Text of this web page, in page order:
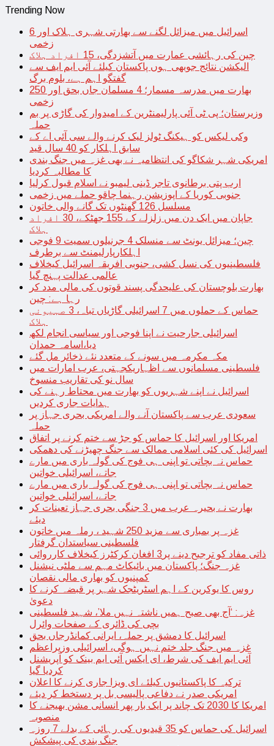
Trending Now
اسرائیل میں میزائل لگنے سے بھارتی شہری ہلاک اور 6
زخمی
چین کی رہائشی عمارت میں آتشزدگی، 15 افراد ہلاک
الیکشن نتائج جوبھی ہوں پاکستان کیلئے آئی ایم ایف سے
گفتگو اہم ہے، بلوم برگ
بھارت میں مدرسہ مسمار؛ 4 مسلمان جاں بحق اور 250
زخمی
وزیرستان؛ پی ٹی آئی پارلیمنٹرین کے امیدوار کی گاڑی پر بم
حملہ
وکی لیکس کو ہیکنگ ٹولز لیک کرنے والے سی آئی اے کے
سابق اہلکار کو 40 سال قید
امریکی شہر شکاگو کی انتظامیہ نے بھی غزہ میں جنگ بندی
کا مطالبہ کردیا
ارب پتی برطانوی تاجر ڈینی لیمبو نے اسلام قبول کرلیا
جنوبی کوریا کے اپوزیشن رہنما چاقو حملے میں زخمی
مسلسل 126 گھنٹوں تک گانے والی خاتون
جاپان میں ایک دن میں زلزلے کے 155 جھٹکے، 30 افراد
ہلاک
چین؛ میزائل یونٹ سے منسلک 4 جرنیلوں سمیت 9 فوجی
اہلکارپارلیمنٹ سے برطرف
فلسطینیوں کی نسل کشی، جنوبی افریقہ اسرائیل کیخلاف
عالمی عدالت پہنچ گیا
بھارت بلوچستان کی علیحدگی پسند قوتوں کی مالی مدد کر
رہا ہے: چین
حماس کے حملوں میں 7 اسرائیلی گاڑیاں تباہ، 3 صہیونی
ہلاک
اسرائیلی جارحیت نے اپنا فوجی اور سیاسی انجام لکھ
دیا،اسامہ حمدان
مکہ مکرمہ میں سونے کے متعدد نئے ذخائر مل گئے
فلسطینی مسلمانوں سے اظہاریکجہتی، عرب امارات میں
سال نو کی تقاریب منسوخ
اسرائیل نے اپنے شہریوں کو بھارت میں محتاط رہنے کی
ہدایات جاری کردیں
سعودی عرب سے پاکستان آنے والے امریکی بحری جہاز پر
حملہ
امریکا اور اسرائیل کا حماس کو جڑ سے ختم کرنے پر اتفاق
اسرائیل کی کئی اسلامی ممالک سے جنگ چھیڑنے کی دھمکی
حماس نہ بچاتی تو اپنی ہی فوج کی گولہ باری میں مارے
جاتے، اسرائیلی خواتین
حماس نہ بچاتی تو اپنی ہی فوج کی گولہ باری میں مارے
جاتے، اسرائیلی خواتین
بھارت نے بحیرہ عرب میں 3 جنگی بحری جہاز تعینات کر
دیئے
غزہ پر بمباری سے مزید 250 شہید ، رملہ میں خاتون
فلسطینی سیاستدان گرفتار
ذاتی مفاد کو ترجیح دینے پر3 افغان کرکٹرز کیخلاف کارروائی
غزہ جنگ؛ پاکستان میں بائیکاٹ مہم سے ملٹی نیشنل
کمپنیوں کو بھاری مالی نقصان
روس کا یوکرین کے اہم اسٹریٹجک شہر پر قبضہ کرنے کا
دعویٰ
غزہ: ‘آج بھی صبح ہمیں ناشتہ نہیں ملا’، شہید فلسطینی
بچی کی ڈائری کے صفحات وائرل
اسرائیل کا دمشق پر حملہ، ایرانی کمانڈرجاں بحق
غزہ میں جنگ جلد ختم نہیں ہوگی، اسرائیلی وزیراعظم
آئی ایم ایف کی شرط، ای ایکس آئی ایم بینک کو آپریشنل
کردیا گیا
ترکیہ کا پاکستانیوں کیلئے ای ویزا جاری کرنے کا اعلان
امریکی صدر نے دفاعی پالیسی بل پر دستخط کر دیئے
امریکا کا 2030 تک چاند پر ایک بار پھر انسانی مشن بھیجنے کا
منصوبہ
اسرائیل کی حماس کو 35 قیدیوں کی رہائی کے بدلے 7 روزہ
جنگ بندی کی پیشکش